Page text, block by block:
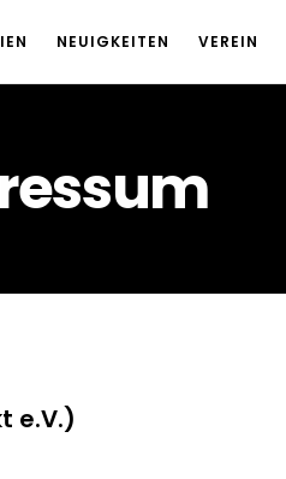
NEUIGKEITEN VEREIN
e.V.)